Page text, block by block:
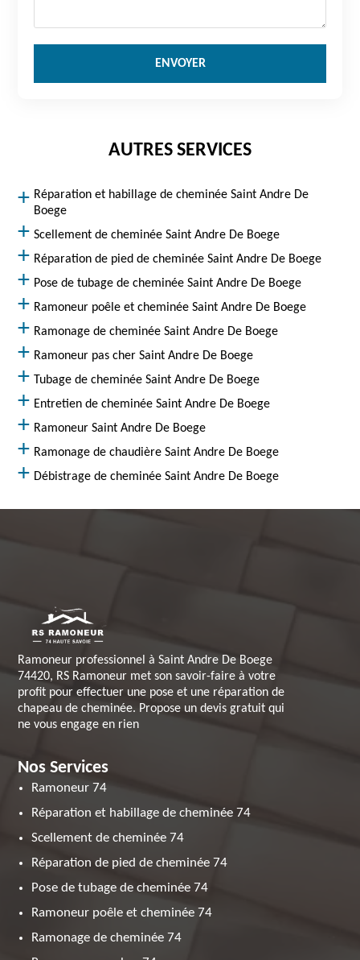
AUTRES SERVICES
Réparation et habillage de cheminée Saint Andre De
Boege
Scellement de cheminée Saint Andre De Boege
Réparation de pied de cheminée Saint Andre De Boege
Pose de tubage de cheminée Saint Andre De Boege
Ramoneur poêle et cheminée Saint Andre De Boege
Ramonage de cheminée Saint Andre De Boege
Ramoneur pas cher Saint Andre De Boege
Tubage de cheminée Saint Andre De Boege
Entretien de cheminée Saint Andre De Boege
Ramoneur Saint Andre De Boege
Ramonage de chaudière Saint Andre De Boege
Débistrage de cheminée Saint Andre De Boege
Ramoneur professionnel à Saint Andre De Boege
74420, RS Ramoneur met son savoir-faire à votre
profit pour effectuer une pose et une réparation de
chapeau de cheminée. Propose un devis gratuit qui
ne vous engage en rien
Nos Services
Ramoneur 74
Réparation et habillage de cheminée 74
Scellement de cheminée 74
Réparation de pied de cheminée 74
Pose de tubage de cheminée 74
Ramoneur poêle et cheminée 74
Ramonage de cheminée 74